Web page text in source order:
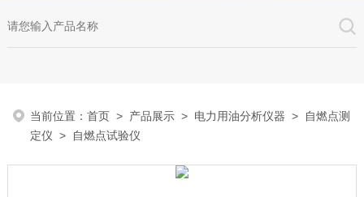
当前位置：首页 > 产品展示 > 电力用油分析仪器 > 自燃点测
定仪 > 自燃点试验仪